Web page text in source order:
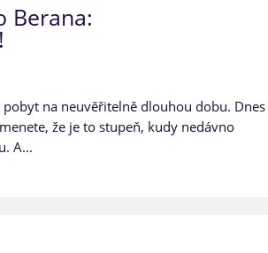
Berana:
na neuvěřitelně dlouhou dobu. Dnes
že je to stupeň, kudy nedávno
A...